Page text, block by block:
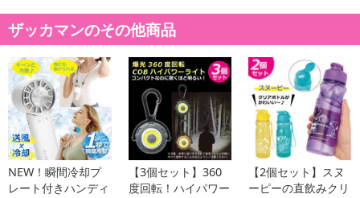
【仕様】
サイズ：270×400×120mm
材質：表/ポリエステル、内/アルミニウム・PE
カラー：イエロー・グレー・ブルー （内1色をランダムに発送させ
ていただきます）
※同日中に2個以上お申込みいただいた場合、できる限り違うお色で
発送させていただきます。
・商品カラー：イエロー・グレー・ブルー （内1色をランダムに発
送させていただきます）
ザッカマンのその他商品
NEW！瞬間冷却プ
レート付きハンディ
【3個セット】360
度回転！ハイパワー
【2個セット】スヌ
ーピーの直飲みクリ